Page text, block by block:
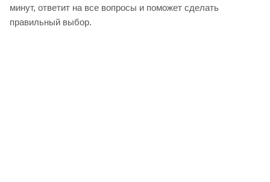
минут, ответит на все вопросы и поможет сделать
правильный выбор.